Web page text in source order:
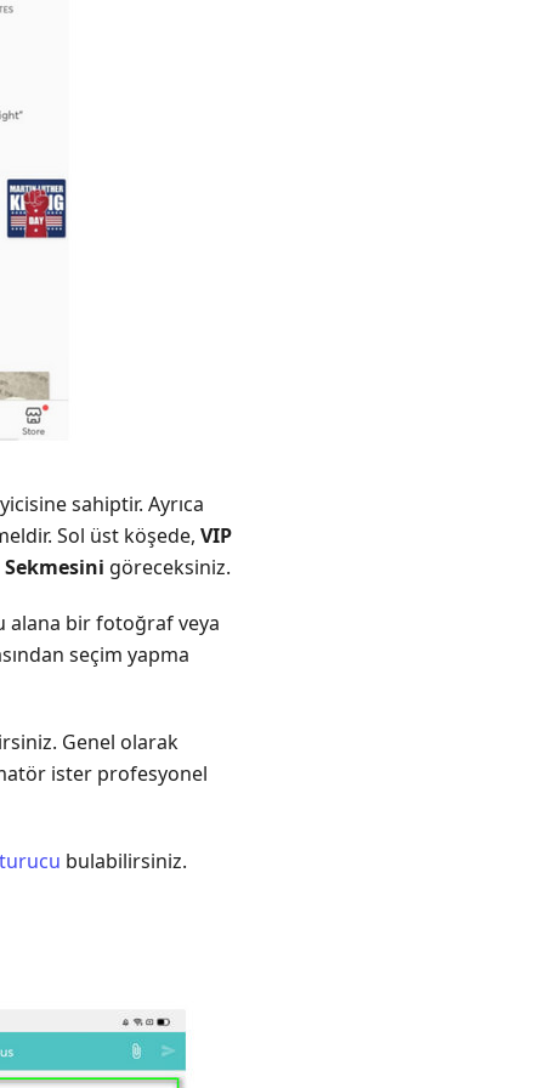
sahiptir. Ayrıca
Sol üst köşede, VIP
göreceksiniz.
alana bir fotoğraf veya
seçim yapma
Genel olarak
ister profesyonel
bulabilirsiniz.